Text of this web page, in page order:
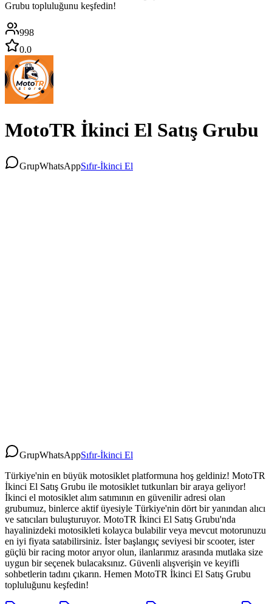
Grubu topluluğunu keşfedin!
998
0.0
MotoTR İkinci El Satış Grubu
GrupWhatsAppSıfır-İkinci El
GrupWhatsAppSıfır-İkinci El
Türkiye'nin en büyük motosiklet platformuna hoş geldiniz! MotoTR
İkinci El Satış Grubu ile motosiklet tutkunları bir araya geliyor!
İkinci el motosiklet alım satımının en güvenilir adresi olan
grubumuz, binlerce aktif üyesiyle Türkiye'nin dört bir yanından alıcı
ve satıcıları buluşturuyor. MotoTR İkinci El Satış Grubu'nda
hayalinizdeki motosikleti kolayca bulabilir veya mevcut motorunuzu
en iyi fiyata satabilirsiniz. İster başlangıç seviyesi bir scooter, ister
güçlü bir racing motor arıyor olun, ilanlarımız arasında mutlaka size
uygun bir seçenek bulacaksınız. Güvenli alışverişin ve keyifli
sohbetlerin tadını çıkarın. Hemen MotoTR İkinci El Satış Grubu
topluluğunu keşfedin!